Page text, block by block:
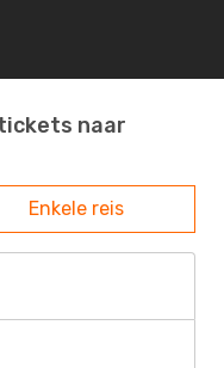
naar
Enkele reis